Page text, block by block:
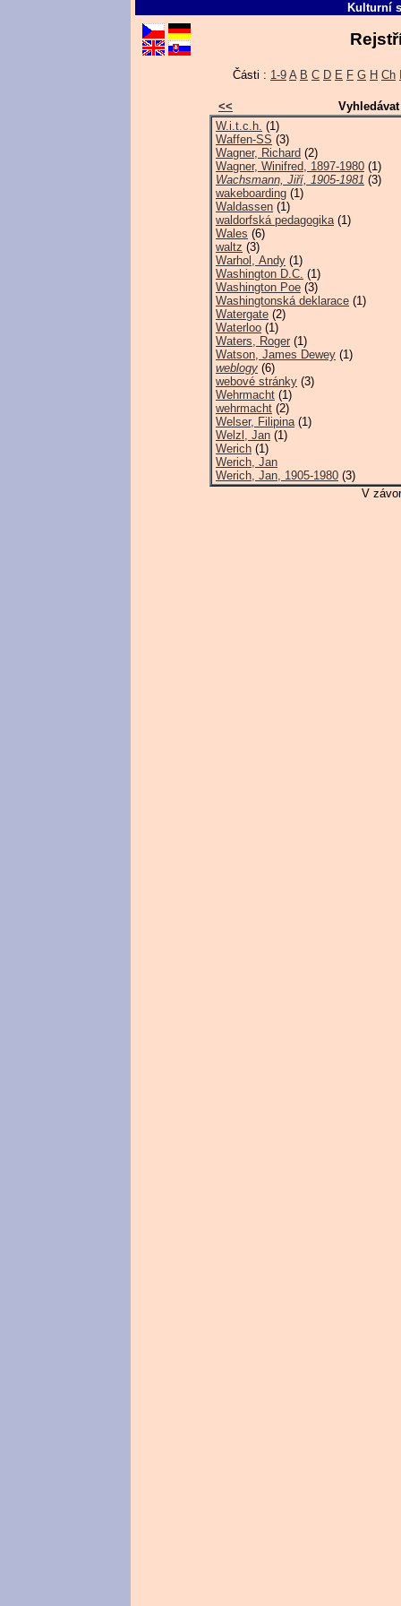
Kulturní
Části : 1-9 A B C D E F G H Ch
<<
W.i.t.c.h. (1)
Waffen-SS (3)
Wagner, Richard (2)
Wagner, Winifred, 1897-1980 (1)
Wachsmann, Jiří, 1905-1981 (3)
wakeboarding (1)
Waldassen (1)
waldorfská pedagogika(1)
Wales (6)
waltz (3)
Warhol, Andy (1)
Washington D.C. (1)
Washington Poe (3)
Washingtonská deklarace (1)
Watergate (2)
Waterloo (1)
Waters, Roger (1)
Watson, James Dewey (1)
weblogy (6)
webové stránky (3)
Wehrmacht (1)
wehrmacht (2)
Welser, Filipina(1)
Welzl, Jan (1)
Werich (1)
Werich, Jan
Werich, Jan, 1905-1980 (3)
V